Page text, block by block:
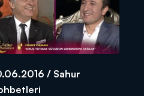
/ Sahur